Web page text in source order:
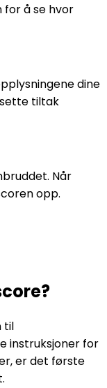
for å se hvor
dine
tiltak
Når
opp.
til
instruksjoner for
er det første